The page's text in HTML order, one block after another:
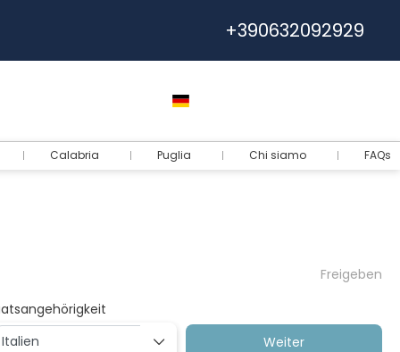
+390632092929
Calabria Puglia Chi siamo FAQs
Freigeben
Weiter